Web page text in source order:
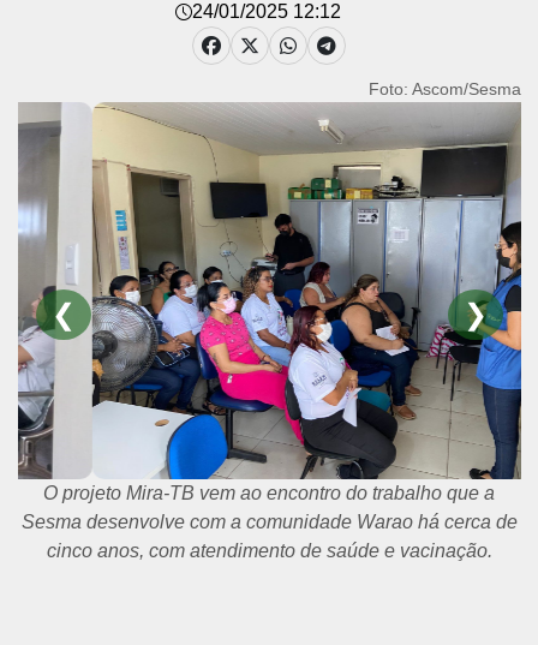
24/01/2025 12:12
Foto: Ascom/Sesma
❮ ❯
O projeto Mira-TB vem ao encontro do trabalho que a
Sesma desenvolve com a comunidade Warao há cerca de
cinco anos, com atendimento de saúde e vacinação.